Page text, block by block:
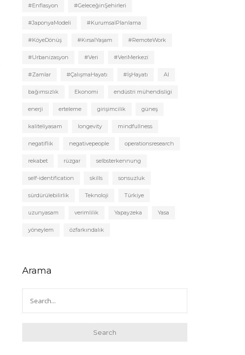
#Enflasyon #GeleceğinŞehirleri
#JaponyaModeli #KurumsalPlanlama
#KöyeDönüş #KırsalYaşam #RemoteWork
#Urbanizasyon #Veri #VeriMerkezi
#Zamlar #ÇalışmaHayatı #İşHayatı AI
bağımsızlık Ekonomi endüstri mühendisligi
enerji erteleme girişimcilik güneş
kaliteliyasam longevity mindfullness
negatiflik negativepeople operationsresearch
rekabet rüzgar selbsterkennung
self-identification skills sonsuzluk
sürdürülebilirlik Teknoloji Türkiye
uzunyasam verimlilik Yapayzeka Yasa
yöneylem özfarkındalık
Arama
Search